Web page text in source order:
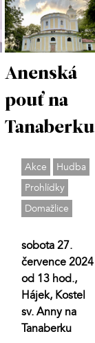
Anenská
pouť na
Tanaberku
Akce
Hudba
Prohlídky
Domažlice
sobota 27.
července 2024
od 13 hod.,
Hájek, Kostel
sv. Anny na
Tanaberku